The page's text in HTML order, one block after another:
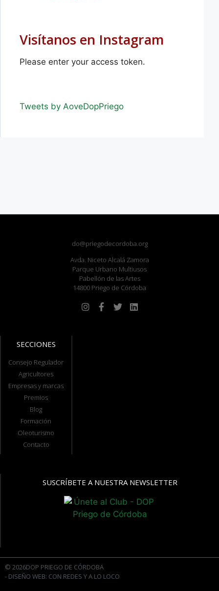
Visítanos en Instagram
Please enter your access token.
Tweets by AoveDopPriego
do@priegodecordoba.org
Avda. Niceto Alcalá Zamora
Parque Urbano Multiusos
Pabellón de las Artes
14800 Priego de Córdoba
SECCIONES
Consejo Regulador
Agricultores
Empresas y marcas
Premios
Blog
Formación
Oleoturismo
Contacto
SUSCRÍBETE A NUESTRA NEWSLETTER
© 2026DOP PRIEGO DE CÓRDOBA
- DISEÑO WEB: CON REDES Y A LO LOCO